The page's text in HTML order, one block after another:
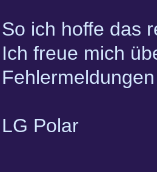
So ich hoffe das
Ich freue mich
LG Polar